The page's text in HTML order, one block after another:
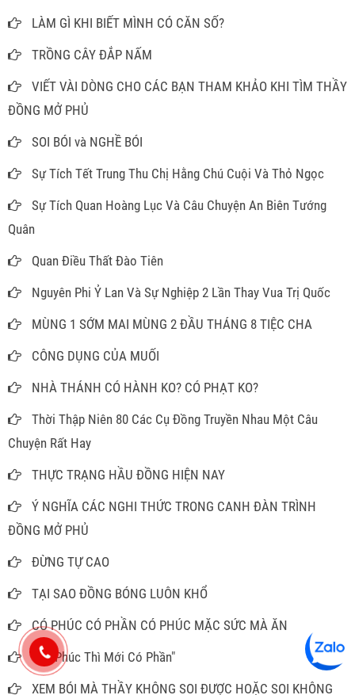
LÀM GÌ KHI BIẾT MÌNH CÓ CĂN SỐ?
TRỒNG CÂY ĐẮP NẤM
VIẾT VÀI DÒNG CHO CÁC BẠN THAM KHẢO KHI TÌM THẦY
ĐỒNG MỞ PHỦ
SOI BÓI và NGHỀ BÓI
Sự Tích Tết Trung Thu Chị Hằng Chú Cuội Và Thỏ Ngọc
Sự Tích Quan Hoàng Lục Và Câu Chuyện An Biên Tướng
Quân
Quan Điều Thất Đào Tiên
Nguyên Phi Ỷ Lan Và Sự Nghiệp 2 Lần Thay Vua Trị Quốc
MÙNG 1 SỚM MAI MÙNG 2 ĐẦU THÁNG 8 TIỆC CHA
CÔNG DỤNG CỦA MUỐI
NHÀ THÁNH CÓ HÀNH KO? CÓ PHẠT KO?
Thời Thập Niên 80 Các Cụ Đồng Truyền Nhau Một Câu
Chuyện Rất Hay
THỰC TRẠNG HẦU ĐỒNG HIỆN NAY
Ý NGHĨA CÁC NGHI THỨC TRONG CANH ĐÀN TRÌNH
ĐỒNG MỞ PHỦ
ĐỪNG TỰ CAO
TẠI SAO ĐỒNG BÓNG LUÔN KHỔ
CÓ PHÚC CÓ PHẦN CÓ PHÚC MẶC SỨC MÀ ĂN
“Có Phúc Thì Mới Có Phần"
XEM BÓI MÀ THẦY KHÔNG SOI ĐƯỢC HOẶC SOI KHÔNG